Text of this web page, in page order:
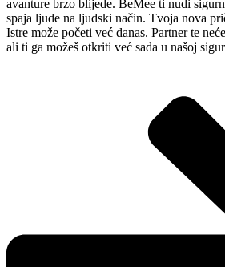
avanture brzo blijede. BeMee ti nudi
spaja ljude na ljudski način. Tvoja nova
Istre može početi već danas. Partner te
ali ti ga možeš otkriti već sada u našoj